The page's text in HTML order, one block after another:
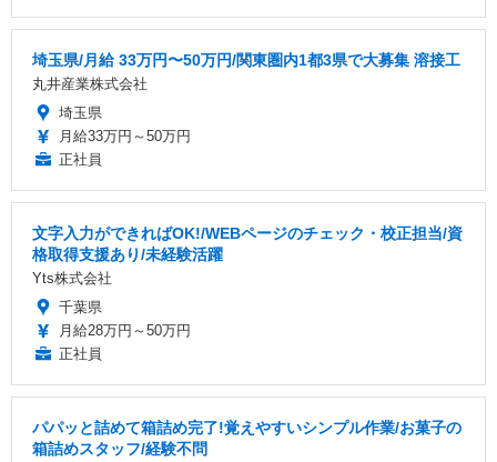
埼玉県/月給 33万円〜50万円/関東圏内1都3県で大募集 溶接工
丸井産業株式会社
埼玉県
月給33万円～50万円
正社員
文字入力ができればOK!/WEBページのチェック・校正担当/資
格取得支援あり/未経験活躍
Yts株式会社
千葉県
月給28万円～50万円
正社員
パパッと詰めて箱詰め完了!覚えやすいシンプル作業/お菓子の
箱詰めスタッフ/経験不問